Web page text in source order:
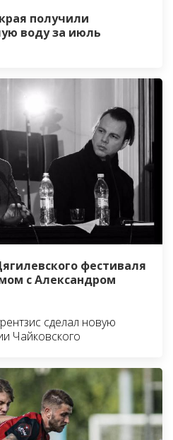
получили
воду за июль
фестиваля
с Александром
сделал новую
Чайковского